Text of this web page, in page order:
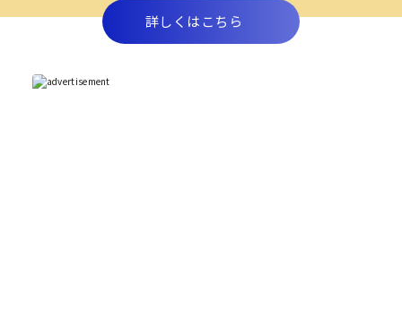
詳しくはこちら